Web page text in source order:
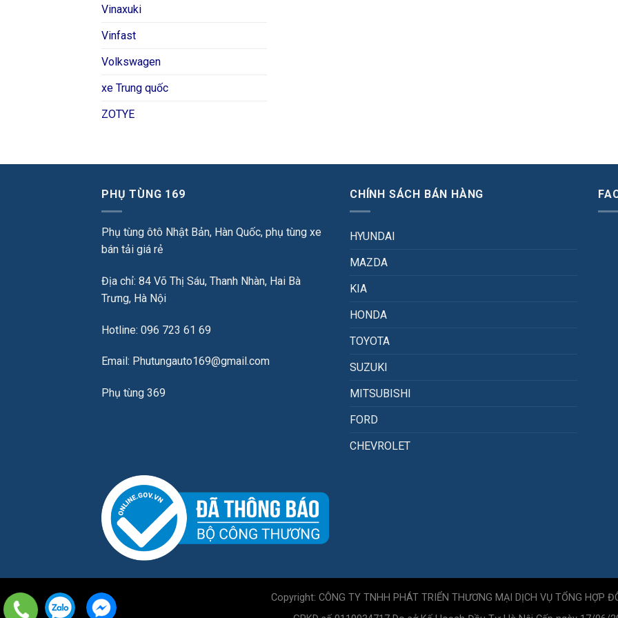
Vinaxuki
Vinfast
Volkswagen
xe Trung quốc
ZOTYE
PHỤ TÙNG 169
Phụ tùng ôtô Nhật Bản, Hàn Quốc, phụ tùng xe
bán tải giá rẻ
Địa chỉ: 84 Võ Thị Sáu, Thanh Nhàn, Hai Bà
Trưng, Hà Nội
Hotline: 096 723 61 69
Email: Phutungauto169@gmail.com
Phụ tùng 369
CHÍNH SÁCH BÁN HÀNG
HYUNDAI
MAZDA
KIA
HONDA
TOYOTA
SUZUKI
MITSUBISHI
FORD
CHEVROLET
Copyright: CÔNG TY TNHH PHÁT TRIỂN THƯƠNG MẠI DỊCH VỤ TỔNG HỢP